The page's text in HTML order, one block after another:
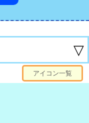
▽
アイコン一覧